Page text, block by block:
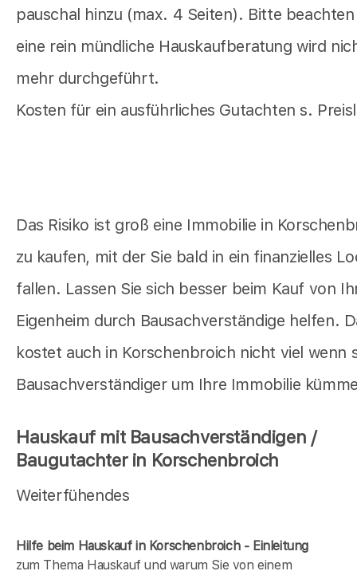
pauschal hinzu (max. 4 Seiten). Bitte
eine rein mündliche Hauskaufberatung wird
mehr durchgeführt.
Kosten für ein ausführliches Gutachten s.
Das Risiko ist groß eine Immobilie in
zu kaufen, mit der Sie bald in ein finanzielles
fallen. Lassen Sie sich besser beim Kauf von
Eigenheim durch Bausachverständige helfen.
kostet auch in Korschenbroich nicht viel wenn
Bausachverständiger um Ihre Immobilie
Hauskauf mit Bausachverständigen /
Baugutachter in Korschenbroich
Weiterfühendes
Hilfe beim Hauskauf in Korschenbroich - Einleitung
zum Thema Hauskauf und warum Sie von einem